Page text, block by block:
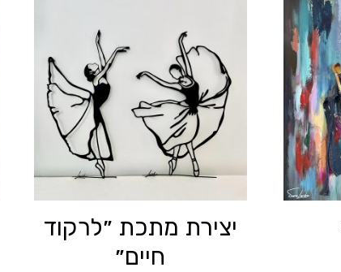
יצירת מתכת ״לרקוד
חיים״